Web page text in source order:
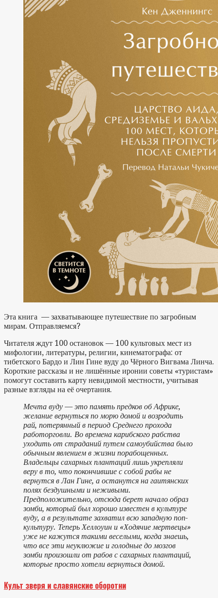
Эта книга — захватывающее путешествие по загробным
мирам. Отправляемся?
Читателя ждут 100 остановок — 100 культовых мест из
мифологии, литературы, религии, кинематографа: от
тибетского Бардо и Лин Гине вуду до Чёрного Вигвама Линча.
Короткие рассказы и не лишённые иронии советы «туристам»
помогут составить карту невидимой местности, учитывая
разные взгляды на её очертания.
Мечта вуду — это память предков об Африке,
желание вернуться по морю домой и возродить
рай, потерянный в период Среднего прохода
работорговли. Во времена карибского рабства
уходить от страданий путем самоубийства было
обычным явлением в жизни порабощенных.
Владельцы сахарных плантаций лишь укрепляли
веру в то, что покончившие с собой рабы не
вернутся в Лан Гине, а останутся на гаитянских
полях бездушными и неживыми.
Предположительно, отсюда берет начало образ
зомби, который был хорошо известен в культуре
вуду, а в результате захватил всю западную поп-
культуру. Теперь Хеллоуин и «Ходячие мертвецы»
уже не кажутся такими веселыми, когда знаешь,
что все эти неуклюжие и голодные до мозгов
зомби произошли от рабов с сахарных плантаций,
которые просто хотели вернуться домой.
Культ зверя и славянские оборотни